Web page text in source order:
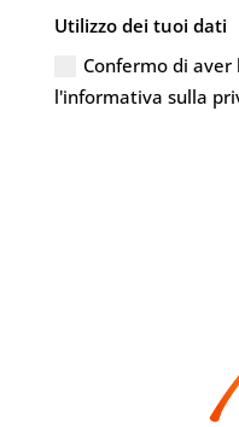
Utilizzo dei tuoi dati
Confermo di
l'informativa sulla